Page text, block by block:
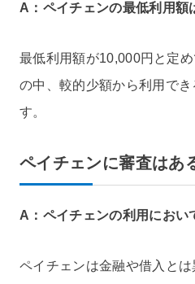
A：ペイチェンの最低利用額
最低利用額が10,000円と定
の中、較的少額から利用で
す。
ペイチェンに審査はあ
A：ペイチェンの利用におい
ペイチェンは金融や借入と